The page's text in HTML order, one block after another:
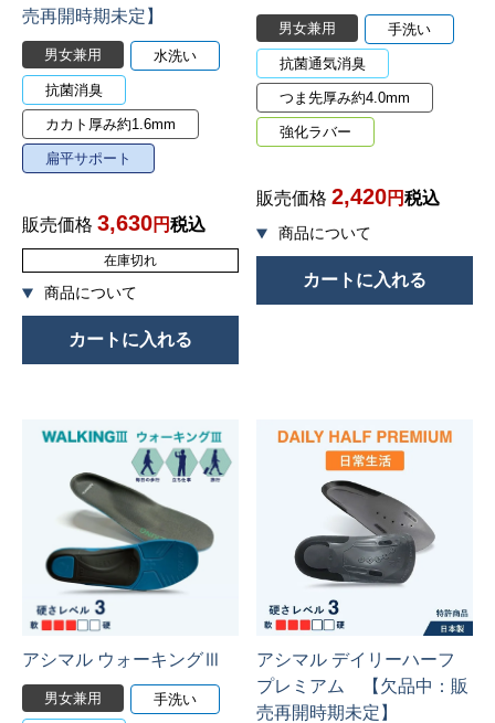
売再開時期未定】
男女兼用 水洗い
抗菌消臭
カカト厚み約1.6mm
扁平サポート
販売価格 3,630 税込
在庫切れ
カートに入れる
男女兼用 手洗い
抗菌通気消臭
つま先厚み約4.0mm
強化ラバー
販売価格 2,420 税込
カートに入れる
アシマル ウォーキングⅢ
男女兼用 手洗い
アシマル デイリーハーフ
プレミアム 【欠品中：販
売再開時期未定】